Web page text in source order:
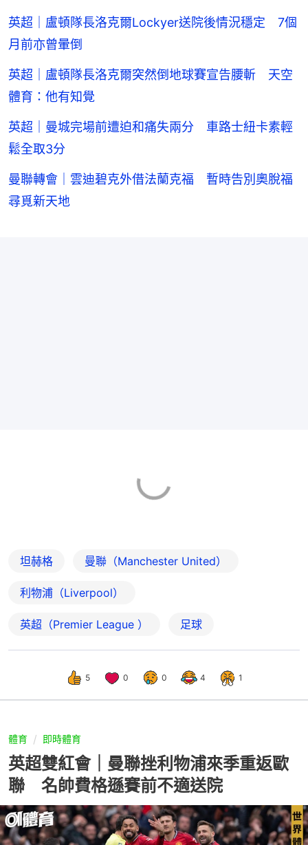
英超｜盧頓隊長洛克爾Lockyer送院後情況穩定 7個
月前亦曾暈倒
英超｜盧頓隊長洛克爾突然倒地球賽宣告腰斬 天空
體育：他有知覺
英超｜曼城完場前遭迫和痛失兩分 車路士紐卡素輕
鬆全取3分
曼聯轉會｜雲迪碧克外借法蘭克福 暫時告別奧脫福
尋覓新天地
坦赫格 曼聯（Manchester United）
利物浦（Liverpool）
英超（Premier League ） 足球
5 0 0 4 1
體育 即時體育
英超雙紅會｜曼聯挫利物浦來季重返歐
聯 名帥費格遜賽前不適送院